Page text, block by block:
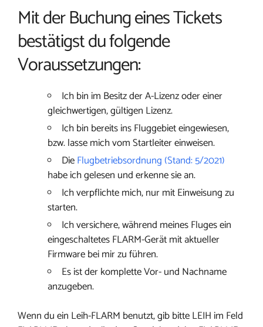
Mit der Buchung eines Tickets
bestätigst du folgende
Voraussetzungen:
Ich bin im Besitz der A-Lizenz oder einer
gleichwertigen, gültigen Lizenz.
Ich bin bereits ins Fluggebiet eingewiesen,
bzw. lasse mich vom Startleiter einweisen.
DieFlugbetriebsordnung (Stand: 5/2021)
habe ich gelesen und erkenne sie an.
Ich verpflichte mich, nur mit Einweisung zu
starten.
Ich versichere, während meines Fluges ein
eingeschaltetes FLARM-Gerät mit aktueller
Firmware bei mir zu führen.
Es ist der komplette Vor- und Nachname
anzugeben.
Wenn du ein Leih-FLARM benutzt, gib bitte LEIH im Feld